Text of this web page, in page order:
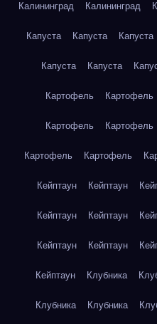
Калининград Калининград
Капуста Капуста Капуста
Капуста Капуста
Картофель Картофель
Картофель Картофель
Картофель Картофель
Кейптаун Кейптаун
Кейптаун Кейптаун
Кейптаун Кейптаун
Кейптаун Клубника
Клубника Клубника